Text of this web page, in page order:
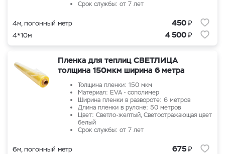
Срок службы: от 7 лет
4м, погонный метр 450₽
4*10м 4 500₽
Пленка для теплиц СВЕТЛИЦА
толщина 150мкм ширина 6 метра
Толщина пленки: 150 мкм
Материал: EVA - сополимер
Ширина пленки в развороте: 6 метров
Длина пленки в рулоне: 50 метров
Цвет: Светло-желтый, Светоотражающая цвет
белый
Срок службы: от 7 лет
6м, погонный метр 675₽